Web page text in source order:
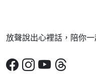
放聲說出心裡話，陪你